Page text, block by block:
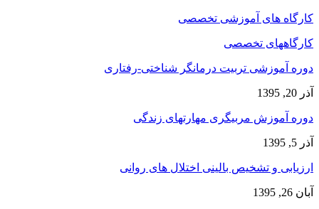
کارگاه های آموزشی تخصصی
کارگاههای تخصصی
دوره آموزشی تربیت درمانگر شناختی-رفتاری
آذر 20, 1395
دوره آموزش مربیگری مهارتهای زندگی
آذر 5, 1395
ارزیابی و تشخیص بالینی اختلال های روانی
آبان 26, 1395